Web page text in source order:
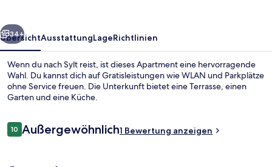
Weiter
34+
ÜbersichtAusstattungLageRichtlinien
Wenn du nach Sylt reist, ist dieses Apartment eine hervorragende
Wahl. Du kannst dich auf Gratisleistungen wie WLAN und Parkplätze
ohne Service freuen. Die Unterkunft bietet eine Terrasse, einen
Garten und eine Küche.
Bewertungen
1010 von 10.
Außergewöhnlich1 Bewertung anzeigen